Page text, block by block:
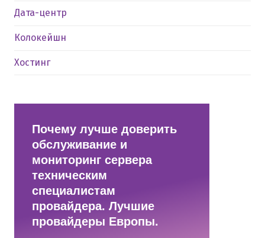
Дата-центр
Колокейшн
Хостинг
Почему лучше доверить
обслуживание и
мониторинг сервера
техническим
специалистам
провайдера. Лучшие
провайдеры Европы.